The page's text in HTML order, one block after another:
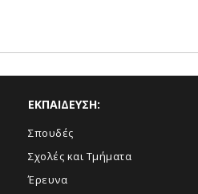
ΕΚΠΑΙΔΕΥΣΗ:
Σπουδές
Σχολές και Τμήματα
Έρευνα